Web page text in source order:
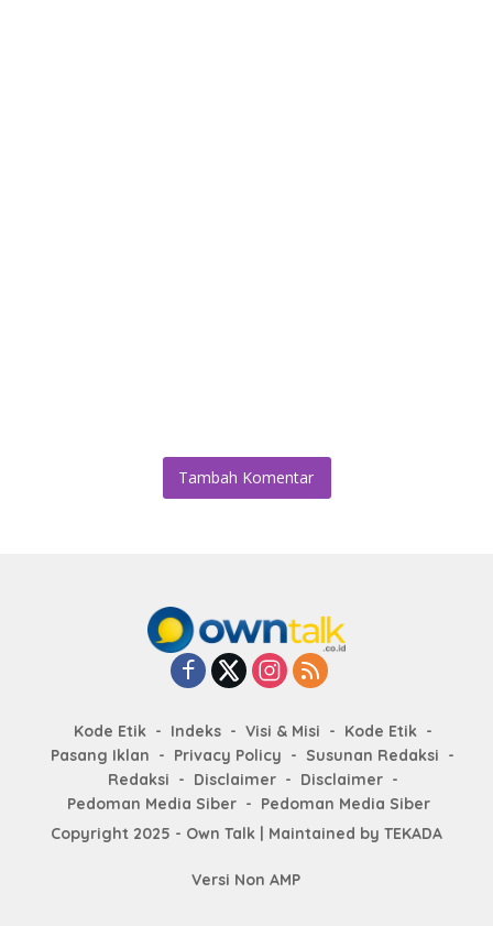
Tambah Komentar
Kode Etik Indeks Visi & Misi
Kode Etik
Pasang Iklan
Privacy Policy
Susunan Redaksi
Redaksi
Disclaimer
Disclaimer
Pedoman Media Siber
Pedoman Media Siber
Copyright 2025 - Own Talk | Maintained by TEKADA
Versi Non AMP